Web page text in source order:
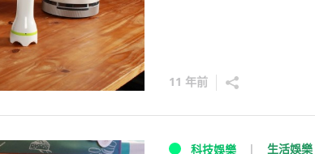
11 年前
科技娛樂 生活娛樂